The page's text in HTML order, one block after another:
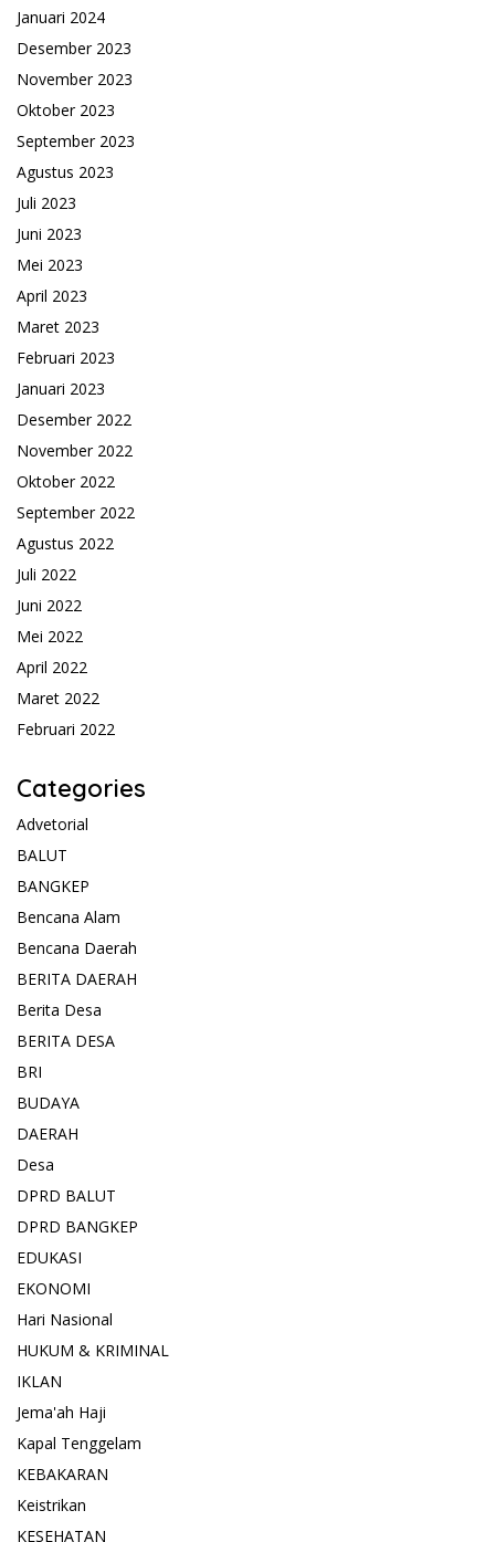
Januari 2024
Desember 2023
November 2023
Oktober 2023
September 2023
Agustus 2023
Juli 2023
Juni 2023
Mei 2023
April 2023
Maret 2023
Februari 2023
Januari 2023
Desember 2022
November 2022
Oktober 2022
September 2022
Agustus 2022
Juli 2022
Juni 2022
Mei 2022
April 2022
Maret 2022
Februari 2022
Categories
Advetorial
BALUT
BANGKEP
Bencana Alam
Bencana Daerah
BERITA DAERAH
Berita Desa
BERITA DESA
BRI
BUDAYA
DAERAH
Desa
DPRD BALUT
DPRD BANGKEP
EDUKASI
EKONOMI
Hari Nasional
HUKUM & KRIMINAL
IKLAN
Jema'ah Haji
Kapal Tenggelam
KEBAKARAN
Keistrikan
KESEHATAN